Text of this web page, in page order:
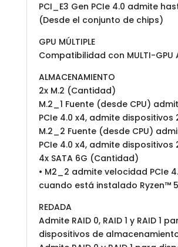
PCI_E3 Gen PCIe 4.0 admite
(Desde el conjunto de chips)
GPU MÚLTIPLE
Compatibilidad con MULTI-GPU
ALMACENAMIENTO
2x M.2 (Cantidad)
M.2_1 Fuente (desde CPU)
PCIe 4.0 x4, admite dispositivos
M.2_2 Fuente (desde CPU)
PCIe 4.0 x4, admite dispositivos
4x SATA 6G (Cantidad)
• M2_2 admite velocidad PCIe
cuando está instalado Ryzen™
REDADA
Admite RAID 0, RAID 1 y RAID 1
dispositivos de